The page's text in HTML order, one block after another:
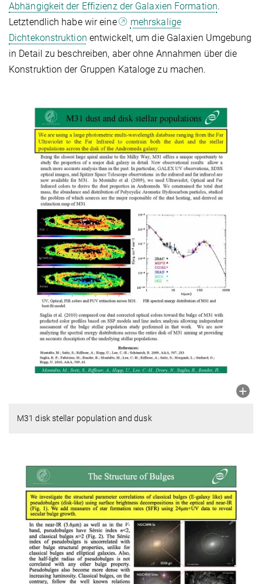
Abhängigkeit der Effizienz der Galaxien Formation.
Letztendlich habe wir eine
mehrskalige
Dichtekonstruktion entwickelt, um die Galaxien Umgebung
in Detail zu beschreiben, aber ohne Annahmen über die
Konstruktion der Gruppen Kataloge zu machen.
M31 disk stellar population and dusk